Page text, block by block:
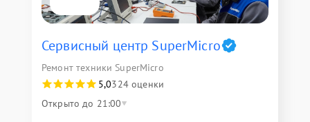
Сервисный центр SuperMicro
Ремонт техники SuperMicro
5,0324 оценки
Открыто до 21:00